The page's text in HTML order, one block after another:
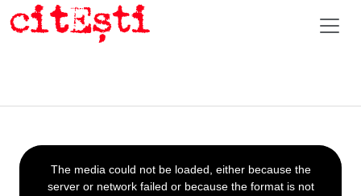
This
is
a
The media could not be loaded, either because the
server or network failed or because the format is not